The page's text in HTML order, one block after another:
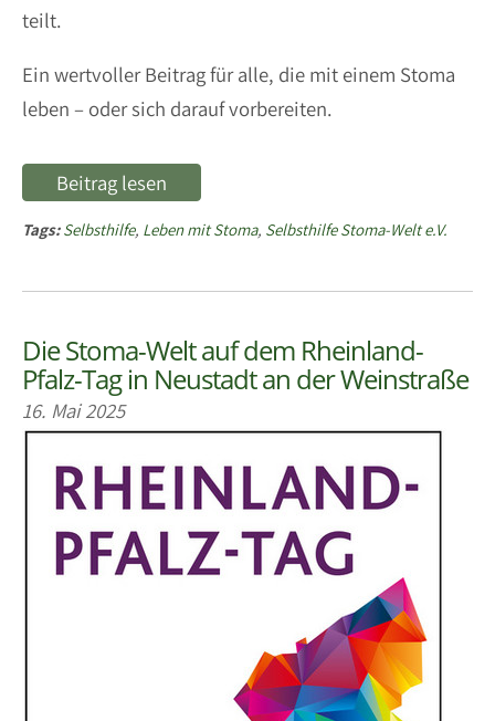
teilt.
Ein wertvoller Beitrag für alle, die mit einem Stoma
leben – oder sich darauf vorbereiten.
Beitrag lesen
Tags:Selbsthilfe, Leben mit Stoma, Selbsthilfe Stoma-Welt e.V.
Die Stoma-Welt auf dem Rheinland-
Pfalz-Tag in Neustadt an der Weinstraße
16. Mai 2025